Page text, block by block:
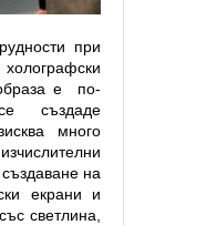
при
е
по-
създаде
много
на
екрани и
светлина,